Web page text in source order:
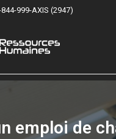
844-999-AXIS (2947)
emploi de